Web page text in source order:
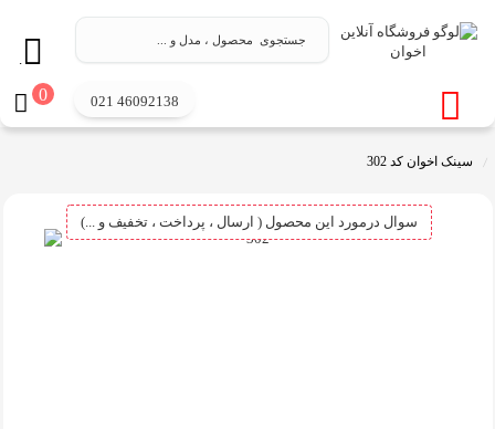
.
0 021 46092138
سینک اخوان کد 302
سوال درمورد این محصول ( ارسال ، پرداخت ، تخفیف و ...)